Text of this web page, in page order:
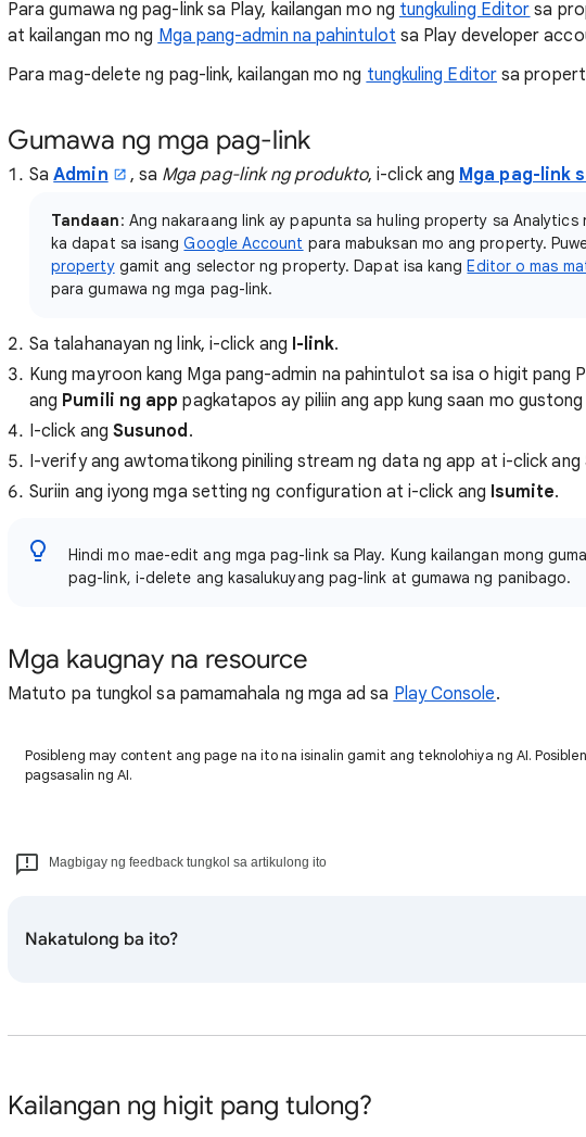
Para gumawa ng pag-link sa Play, kailangan mo ng tungkuling Editor sa
at kailangan mo ng Mga pang-admin na pahintulot sa Play developer
Para mag-delete ng pag-link, kailangan mo ng tungkuling Editorsa
Gumawa ng mga pag-link
SaAdmin , sa Mga pag-link ng produkto, i-click ang Mga pag-link
Tandaan: Ang nakaraang link ay papunta sa huling property sa Analytics
ka dapat sa isangGoogle Account para mabuksan mo ang property.
propertygamit ang selector ng property. Dapat isa kang Editor o mas
para gumawa ng mga pag-link.
Sa talahanayan ng link, i-click ang I-link.
Kung mayroon kang Mga pang-admin na pahintulot sa isa o higit pang
ang Pumili ng app pagkatapos ay piliin ang app kung saan mo gustong
I-click ang Susunod.
I-verify ang awtomatikong piniling stream ng data ng app at i-click ang
Suriin ang iyong mga setting ng configuration at i-click ang Isumite.
Hindi mo mae-edit ang mga pag-link sa Play. Kung kailangan mong
pag-link, i-delete ang kasalukuyang pag-link at gumawa ng panibago.
Mga kaugnay na resource
Matuto pa tungkol sa pamamahala ng mga ad sa Play Console.
Posibleng may content ang page na ito na isinalin gamit ang teknolohiya ng AI.
pagsasalin ng AI.
Magbigay ng feedback tungkol sa artikulong ito
Nakatulong ba ito?
Kailangan ng higit pang tulong?